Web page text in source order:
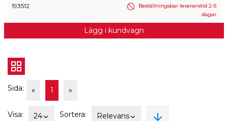
193512
Beställningsbar leveranstid 2-5
dagar
Lägg i kundvagn
Sida: « 1 »
Visa: 24 Sortera: Relevans